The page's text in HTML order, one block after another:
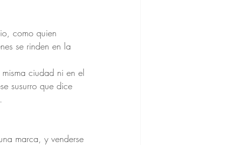
como quien
se rinden en la
ciudad ni en el
susurro que dice
marca, y venderse